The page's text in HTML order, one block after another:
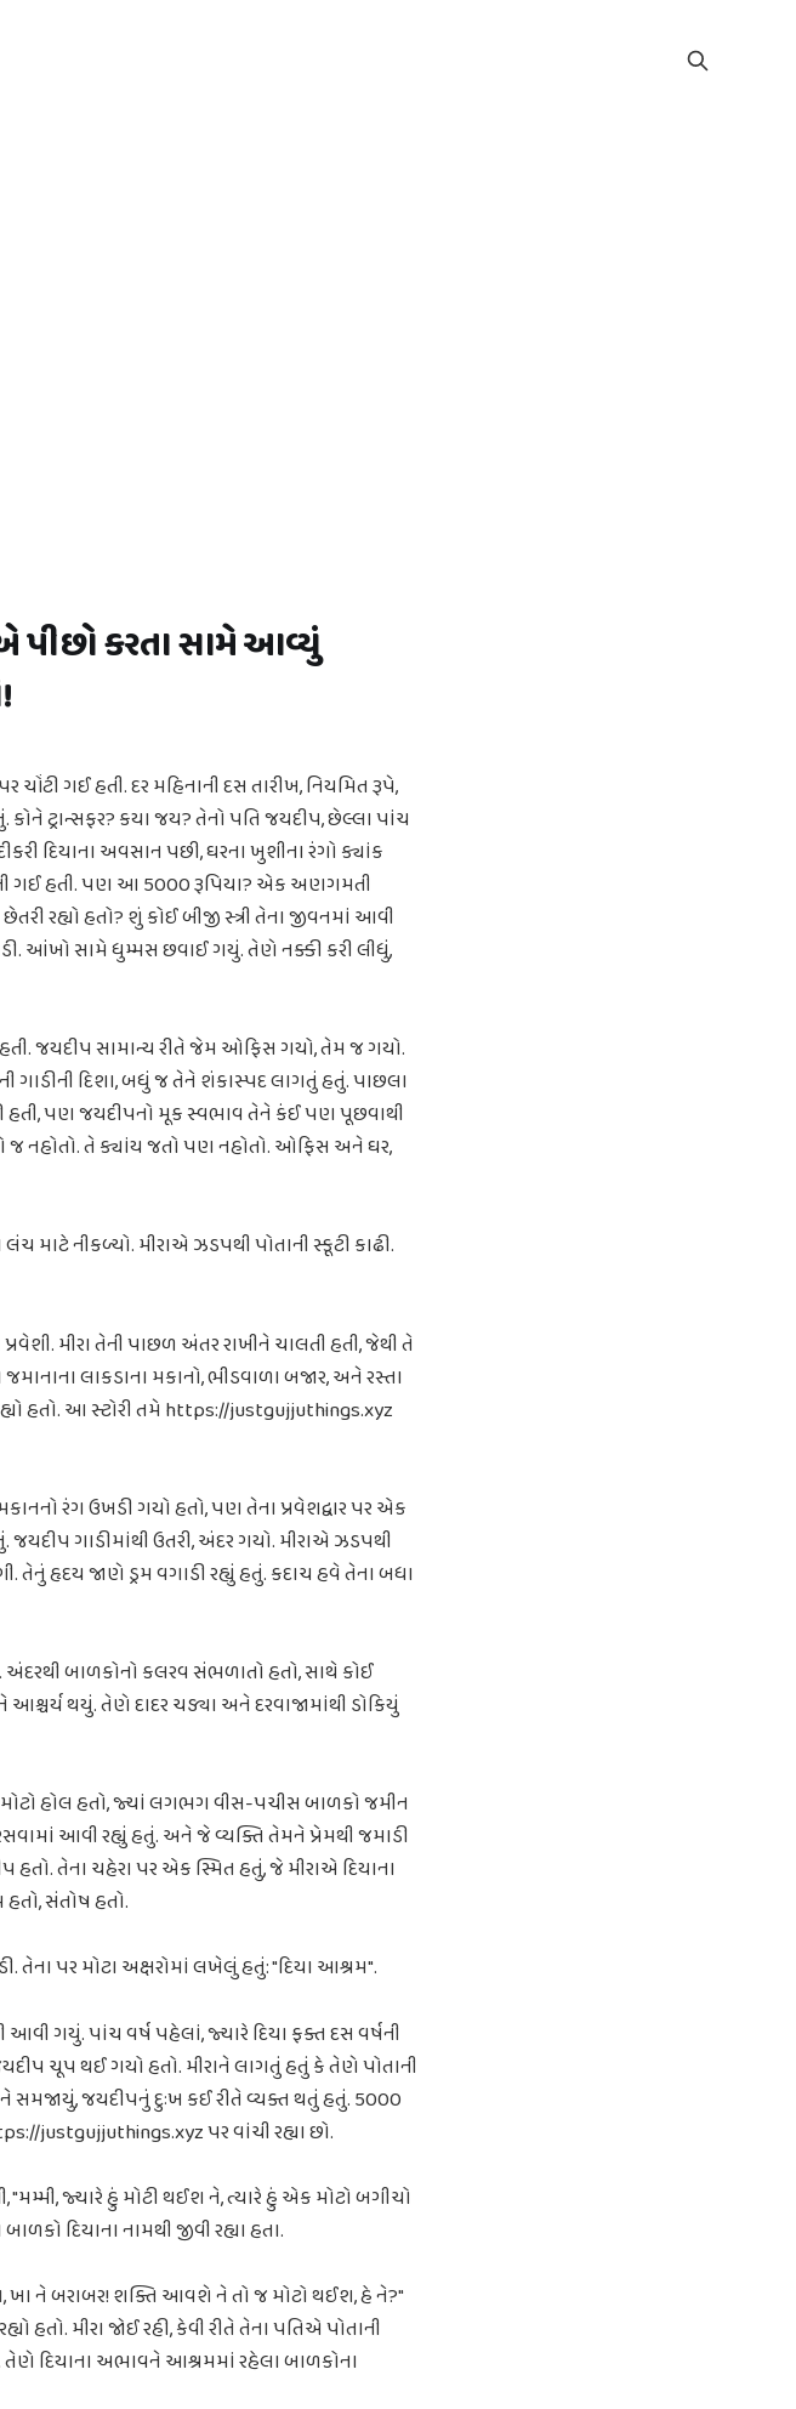
પીછો કરતા સામે આવ્યું
ગઈ હતી. દર મહિનાની દસ તારીખ, નિયમિત રૂપે,
ટ્રાન્સફર? કયા જય? તેનો પતિ જયદીપ, છેલ્લા પાંચ
દિયાના અવસાન પછી, ઘરના ખુશીના રંગો ક્યાંક
ગઈ હતી. પણ આ 5000 રૂપિયા? એક અણગમતી
રહ્યો હતો? શું કોઈ બીજી સ્ત્રી તેના જીવનમાં આવી
આંખો સામે ધુમ્મસ છવાઈ ગયું. તેણે નક્કી કરી લીધું,
જયદીપ સામાન્ય રીતે જેમ ઓફિસ ગયો, તેમ જ ગયો.
ગાડીની દિશા, બધું જ તેને શંકાસ્પદ લાગતું હતું. પાછલા
હતી, પણ જયદીપનો મૂક સ્વભાવ તેને કંઈ પણ પૂછવાથી
જ નહોતો. તે ક્યાંય જતો પણ નહોતો. ઓફિસ અને ઘર,
માટે નીકળ્યો. મીરાએ ઝડપથી પોતાની સ્કૂટી કાઢી.
મીરા તેની પાછળ અંતર રાખીને ચાલતી હતી, જેથી તે
લાકડાના મકાનો, ભીડવાળા બજાર, અને રસ્તા
હતો. આ સ્ટોરી તમે https://justgujjuthings.xyz
રંગ ઉખડી ગયો હતો, પણ તેના પ્રવેશદ્વાર પર એક
ગાડીમાંથી ઉતરી, અંદર ગયો. મીરાએ ઝડપથી
તેનું હૃદય જાણે ડ્રમ વગાડી રહ્યું હતું. કદાચ હવે તેના બધા
અંદરથી બાળકોનો કલરવ સંભળાતો હતો, સાથે કોઈ
થયું. તેણે દાદર ચડ્યા અને દરવાજામાંથી ડોકિયું
હોલ હતો, જ્યાં લગભગ વીસ-પચીસ બાળકો જમીન
આવી રહ્યું હતું. અને જે વ્યક્તિ તેમને પ્રેમથી જમાડી
હતો. તેના ચહેરા પર એક સ્મિત હતું, જે મીરાએ દિયાના
સંતોષ હતો.
તેના પર મોટા અક્ષરોમાં લખેલું હતું: "દિયા આશ્રમ".
આવી ગયું. પાંચ વર્ષ પહેલાં, જ્યારે દિયા ફક્ત દસ વર્ષની
ચૂપ થઈ ગયો હતો. મીરાને લાગતું હતું કે તેણે પોતાની
જયદીપનું દુઃખ કઈ રીતે વ્યક્ત થતું હતું. 5000
justgujjuthings.xyz પર વાંચી રહ્યા છો.
જ્યારે હું મોટી થઈશ ને, ત્યારે હું એક મોટો બગીચો
દિયાના નામથી જીવી રહ્યા હતા.
ખા ને બરાબર! શક્તિ આવશે ને તો જ મોટો થઈશ, હે ને?"
મીરા જોઈ રહી, કેવી રીતે તેના પતિએ પોતાની
તેણે દિયાના અભાવને આશ્રમમાં રહેલા બાળકોના